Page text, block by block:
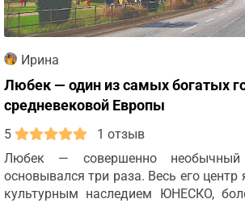
Ирина
Любек — один из самых богатых
средневековой Европы
5
1 отзыв
Любек — совершенно необычный
основывался три раза. Весь его
культурным наследием ЮНЕСКО,